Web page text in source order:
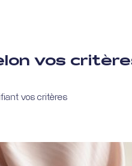
vos
vos critères